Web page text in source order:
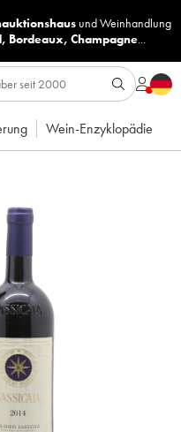
undWeinhandlung
, Bordeaux, Champagne...
Wein-Enzyklopädie